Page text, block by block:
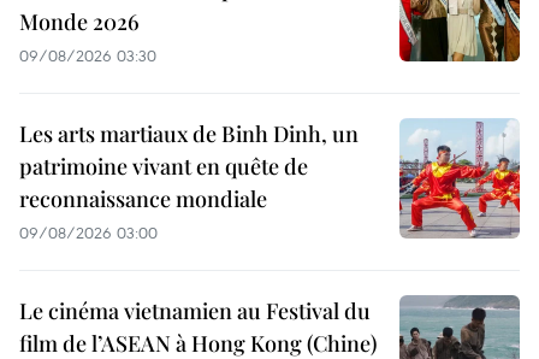
Monde 2026
09/08/2026 03:30
Les arts martiaux de Binh Dinh, un
patrimoine vivant en quête de
reconnaissance mondiale
09/08/2026 03:00
Le cinéma vietnamien au Festival du
film de l’ASEAN à Hong Kong (Chine)